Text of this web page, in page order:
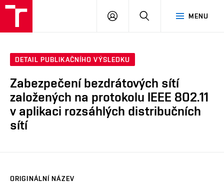
MENU
PŘIHLÁSIT
DETAIL PUBLIKAČNÍHO VÝSLEDKU
Zabezpečení bezdrátových sítí
založených na protokolu IEEE 802.11
v aplikaci rozsáhlých distribučních
sítí
ORIGINÁLNÍ NÁZEV